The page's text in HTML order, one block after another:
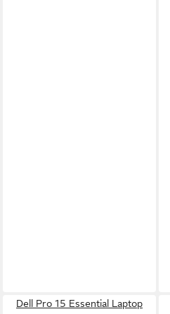
Dell Pro 15 Essential Laptop